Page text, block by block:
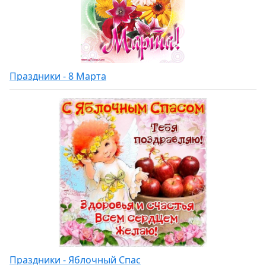
Праздники - 8 Марта
Праздники - Яблочный Спас